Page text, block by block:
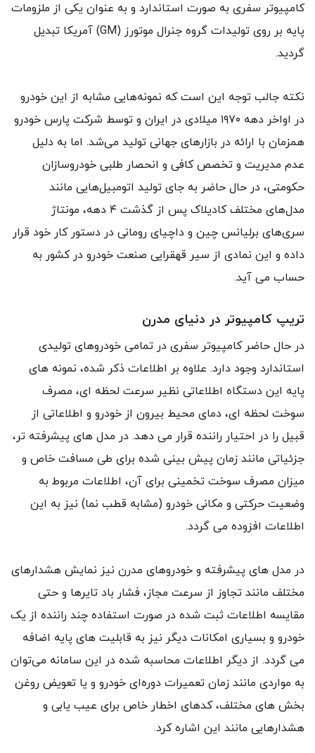
کامپیوتر سفری به صورت استاندارد و به عنوان یکی از ملزومات
پایه بر روی تولیدات گروه جنرال موتورز (GM) آمریکا تبدیل
گردید.
نکته جالب توجه این است که نمونه‌هایی مشابه از این خودرو
در اواخر دهه ۱۹۷۰ میلادی در ایران و توسط شرکت پارس خودرو
همزمان با ارائه در بازارهای جهانی تولید می‌شد. اما به دلیل
عدم مدیریت و تخصص کافی و انحصار طلبی خودروسازان
حکومتی، در حال حاضر به جای تولید اتومبیل‌هایی مانند
مدل‌های مختلف کادیلاک پس از گذشت ۴ دهه، مونتاژ
سری‌های برلیانس چین و داچیای رومانی در دستور کار خود قرار
داده و این نمادی از سیر قهقرایی صنعت خودرو در کشور به
حساب می آید.
تریپ کامپیوتر در دنیای مدرن
در حال حاضر کامپیوتر سفری در تمامی خودروهای تولیدی
استاندارد وجود دارد. علاوه بر اطلاعات ذکر شده، نمونه های
پایه این دستگاه اطلاعاتی نظیر سرعت لحظه ای، مصرف
سوخت لحظه ای، دمای محیط بیرون از خودرو و اطلاعاتی از
قبیل را در احتیار راننده قرار می دهد. در مدل های پیشرفته تر،
جزئیاتی مانند زمان پیش بینی شده برای طی مسافت خاص و
میزان مصرف سوخت تخمینی برای آن، اطلاعات مربوط به
وضعیت حرکتی و مکانی خودرو (مشابه قطب نما) نیز به این
اطلاعات افزوده می گردد.
در مدل های پیشرفته و خودروهای مدرن نیز نمایش هشدارهای
مختلف مانند تجاوز از سرعت مجاز، فشار باد تایرها و حتی
مقایسه اطلاعات ثبت شده در صورت استفاده چند راننده از یک
خودرو و بسیاری امکانات دیگر نیز به قابلیت های پایه اضافه
می گردد. از دیگر اطلاعات محاسبه شده در این سامانه می‌توان
به مواردی مانند زمان تعمیرات دوره‌ای خودرو و یا تعویض روغن
بخش های مختلف، کدهای اخطار خاص برای عیب یابی و
هشدارهایی مانند این اشاره کرد.